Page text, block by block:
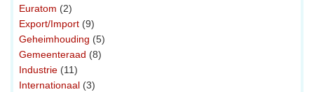
Euratom (2)
Export/Import (9)
Geheimhouding (5)
Gemeenteraad (8)
Industrie (11)
Internationaal (3)